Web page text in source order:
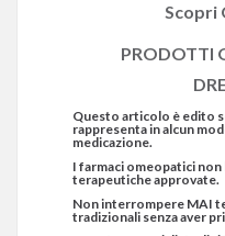
Scopri
PRODOTTI
Questo articolo è edito
rappresenta in alcun
medicazione.
I farmaci omeopatici
terapeutiche approvate.
Non interrompere MAI
tradizionali senza aver